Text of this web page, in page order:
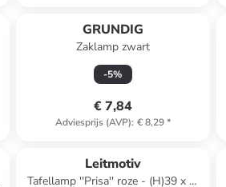
GRUNDIG
Zaklamp zwart
-5%
€ 7,84
Adviesprijs (AVP): € 8,29*
Leitmotiv
Tafellamp ''Prisa'' roze - (H)39 x Ø